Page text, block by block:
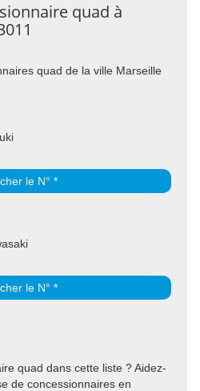
quad à
quad de la ville Marseille
le N° *
le N° *
quad dans cette liste ? Aidez-
de concessionnaires en